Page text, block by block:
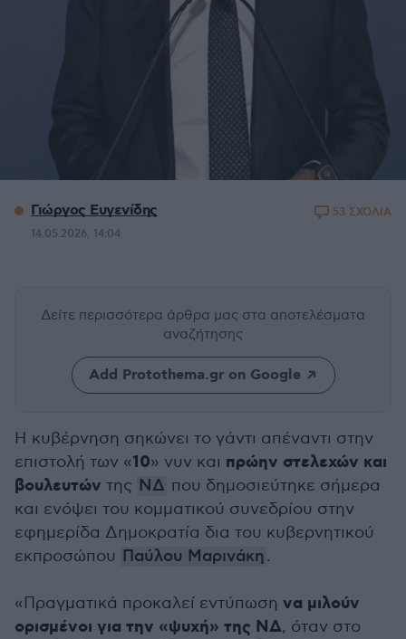
Γιώργος Ευγενίδης
14.05.2026, 14:04
53 ΣΧΟΛΙΑ
Δείτε περισσότερα άρθρα μας στα αποτελέσματα
αναζήτησης
Add Protothema.gr on Google
Η κυβέρνηση σηκώνει το γάντι απέναντι στην
επιστολή των «10» νυν και πρώην στελεχών και
βουλευτών της ΝΔ που δημοσιεύτηκε σήμερα
και ενόψει του κομματικού συνεδρίου στην
εφημερίδα Δημοκρατία δια του κυβερνητικού
εκπροσώπου Παύλου Μαρινάκη.
«Πραγματικά προκαλεί εντύπωση να μιλούν
ορισμένοι για την «ψυχή» της ΝΔ, όταν στο